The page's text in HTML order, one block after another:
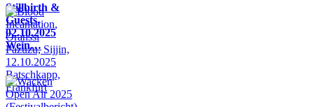
Stillbirth &
Guests,
02.10.2025
Wein…